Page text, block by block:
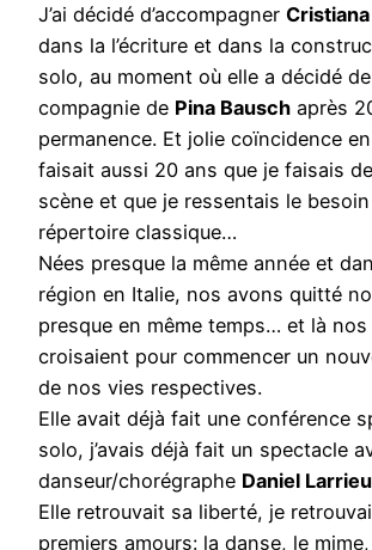
J’ai décidé d’accompagner
dans la l’écriture et dans la
solo, au moment où elle a décidé
compagnie de Pina Bausch après
permanence. Et jolie coïncidence
faisait aussi 20 ans que je faisais
scène et que je ressentais le
répertoire classique…
Nées presque la même année et
région en Italie, nos avons quitté
presque en même temps… et là
croisaient pour commencer un
de nos vies respectives.
Elle avait déjà fait une conférence
solo, j’avais déjà fait un spectacle
danseur/chorégraphe Daniel Larrieu
Elle retrouvait sa liberté, je
premiers amours: la danse, le